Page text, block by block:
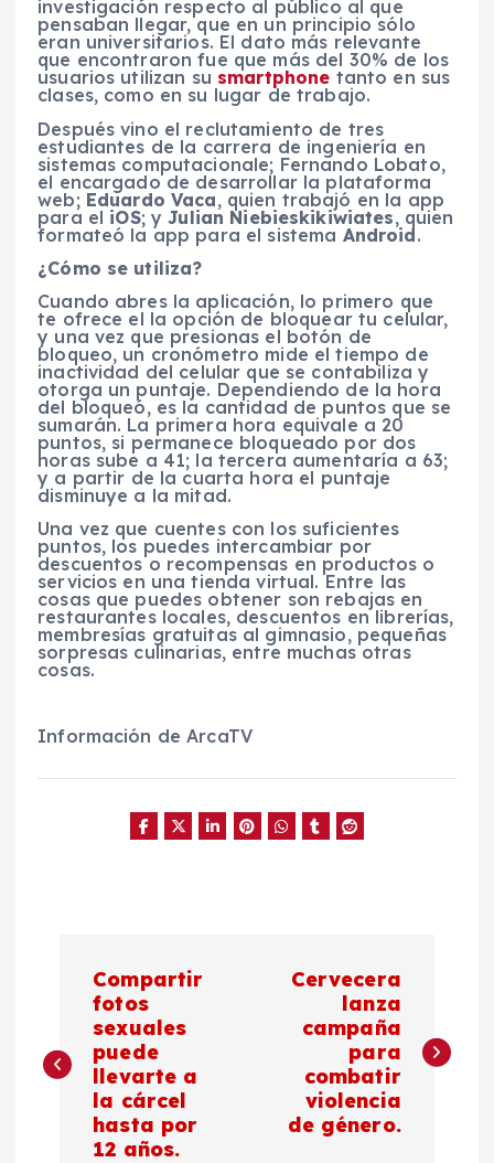
investigación respecto al público al que
pensaban llegar, que en un principio sólo
eran universitarios. El dato más relevante
que encontraron fue que más del 30% de los
usuarios utilizan su smartphone tanto en sus
clases, como en su lugar de trabajo.
Después vino el reclutamiento de tres
estudiantes de la carrera de ingeniería en
sistemas computacionale; Fernando Lobato,
el encargado de desarrollar la plataforma
web; Eduardo Vaca, quien trabajó en la app
para el iOS; yJulian Niebieskikiwiates, quien
formateó la app para el sistema Android .
¿Cómo se utiliza?
Cuando abres la aplicación, lo primero que
te ofrece el la opción de bloquear tu celular,
y una vez que presionas el botón de
bloqueo, un cronómetro mide el tiempo de
inactividad del celular que se contabiliza y
otorga un puntaje. Dependiendo de la hora
del bloqueó, es la cantidad de puntos que se
sumarán. La primera hora equivale a 20
puntos, si permanece bloqueado por dos
horas sube a 41; la tercera aumentaría a 63;
y a partir de la cuarta hora el puntaje
disminuye a la mitad.
Una vez que cuentes con los suficientes
puntos, los puedes intercambiar por
descuentos o recompensas en productos o
servicios en una tienda virtual. Entre las
cosas que puedes obtener son rebajas en
restaurantes locales, descuentos en librerías,
membresías gratuitas al gimnasio, pequeñas
sorpresas culinarias, entre muchas otras
cosas.
Información de ArcaTV
v
Compartir
fotos
sexuales
puede
llevarte a
la cárcel
hasta por
12 años.
Cervecera
lanza
campaña
para
combatir
violencia
de género.